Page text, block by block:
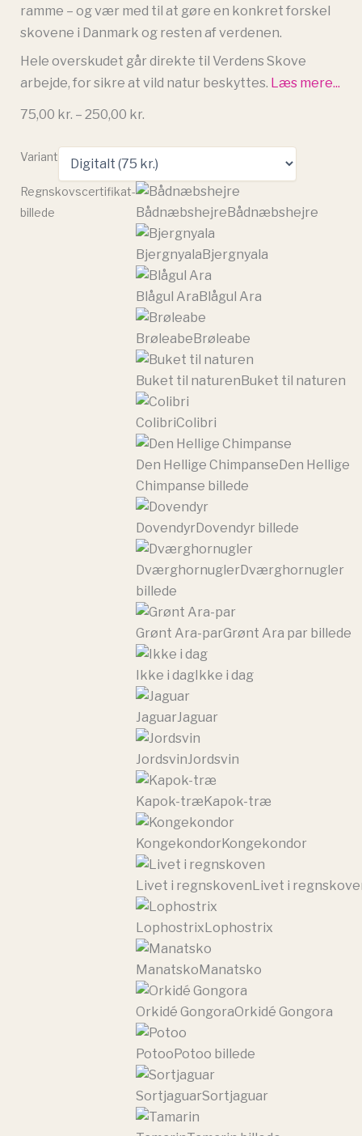
ramme – og vær med til at gøre en konkret forskel
skovene i Danmark og resten af verdenen.
Hele overskudet går direkte til Verdens Skove
arbejde, for sikre at vild natur beskyttes. Læs mere...
75,00 kr. – 250,00 kr.Prisinterval:
til
250,00 kr.
Variant
Regnskovscertifikat-
billede
BådnæbshejreBådnæbshejre
BjergnyalaBjergnyala
Blågul AraBlågul Ara
BrøleabeBrøleabe
Buket til naturenBuket til naturen
ColibriColibri
Den Hellige ChimpanseDen Hellige
Chimpanse billede
DovendyrDovendyr billede
DværghornuglerDværghornugler
billede
Grønt Ara-parGrønt Ara par billede
Ikke i dagIkke i dag
JaguarJaguar
JordsvinJordsvin
Kapok-træKapok-træ
KongekondorKongekondor
Livet i regnskovenLivet i
LophostrixLophostrix
ManatskoManatsko
Orkidé GongoraOrkidé Gongora
PotooPotoo billede
SortjaguarSortjaguar
Verdens
Skove
antal